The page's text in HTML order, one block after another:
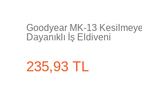
Goodyear MK-13
Dayanıklı İş Eldiveni
235,93 TL